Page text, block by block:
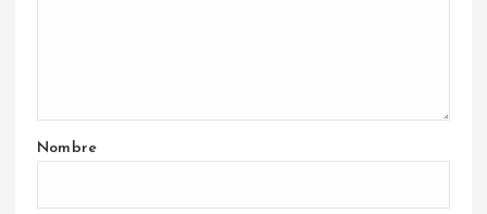
Nombre